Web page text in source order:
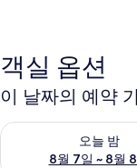
객실 옵션
이 날짜의 예약
오늘 밤
8월 7일 ~ 8월
오늘 밤 예약 가능 여